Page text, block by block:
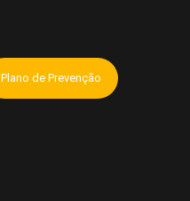
Plano de Prevenção